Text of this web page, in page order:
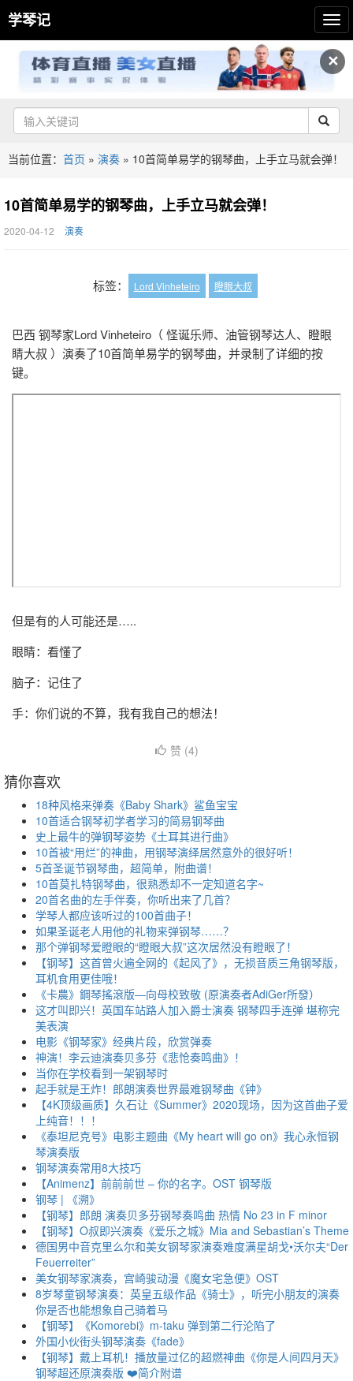
✕
学琴记
当前位置： 首页 » 演奏 » 10首简单易学的钢琴曲，上手立马就会弹！
10首简单易学的钢琴曲，上手立马就会弹！
2020-04-12 演奏
标签： Lord Vinheteiro 瞪眼大叔
巴西 钢琴家Lord Vinheteiro（ 怪诞乐师、油管钢琴达人、瞪眼
睛大叔 ）演奏了10首简单易学的钢琴曲，并录制了详细的按
键。
但是有的人可能还是…..
眼睛：看懂了
脑子：记住了
手：你们说的不算，我有我自己的想法！
赞 (4)
猜你喜欢
18种风格来弹奏《Baby Shark》鲨鱼宝宝
10首适合钢琴初学者学习的简易钢琴曲
史上最牛的弹钢琴姿势《土耳其进行曲》
10首被“用烂”的神曲，用钢琴演绎居然意外的很好听！
5首圣诞节钢琴曲，超简单，附曲谱！
10首莫扎特钢琴曲，很熟悉却不一定知道名字~
20首名曲的左手伴奏，你听出来了几首？
学琴人都应该听过的100首曲子！
如果圣诞老人用他的礼物来弹钢琴……？
那个弹钢琴爱瞪眼的“瞪眼大叔”这次居然没有瞪眼了！
【钢琴】这首曾火遍全网的《起风了》，无损音质三角钢琴版，
耳机食用更佳哦！
《卡農》鋼琴搖滾版—向母校致敬 (原演奏者AdiGer所發）
这才叫即兴！英国车站路人加入爵士演奏 钢琴四手连弹 堪称完
美表演
电影《钢琴家》经典片段，欣赏弹奏
神演！李云迪演奏贝多芬《悲怆奏鸣曲》！
当你在学校看到一架钢琴时
起手就是王炸！郎朗演奏世界最难钢琴曲《钟》
【4K顶级画质】久石让《Summer》2020现场，因为这首曲子爱
上纯音！！！
《泰坦尼克号》电影主题曲《My heart will go on》我心永恒钢
琴演奏版
钢琴演奏常用8大技巧
【Animenz】前前前世 – 你的名字。OST 钢琴版
钢琴 | 《溯》
【钢琴】郎朗 演奏贝多芬钢琴奏鸣曲 热情 No 23 in F minor
【钢琴】O叔即兴演奏《爱乐之城》Mia and Sebastian’s Theme
德国男中音克里么尔和美女钢琴家演奏难度满星胡戈•沃尔夫“Der
Feuerreiter”
美女钢琴家演奏，宫崎骏动漫《魔女宅急便》OST
8岁琴童钢琴演奏：英皇五级作品《骑士》，听完小朋友的演奏
你是否也能想象自己骑着马
【钢琴】《Komorebi》m-taku 弹到第二行沦陷了
外国小伙街头钢琴演奏《fade》
【钢琴】戴上耳机！播放量过亿的超燃神曲《你是人间四月天》
钢琴超还原演奏版 ❤️简介附谱